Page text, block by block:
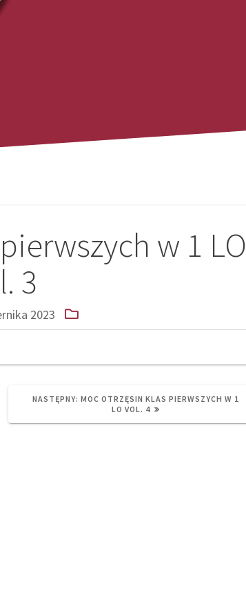
w 1 LO
3
2023
NASTĘPNY: NEXT
MOC OTRZĘSIN KLAS PIERWSZYCH W 1
LO VOL. 4